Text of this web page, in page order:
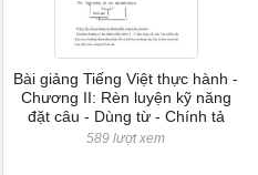
Bài giảng Tiếng Việt thực hành -
Chương II: Rèn luyện kỹ năng
đặt câu - Dùng từ - Chính tả
589 lượt xem